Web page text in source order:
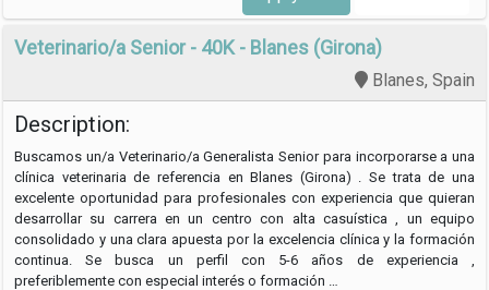
Veterinario/a Senior - 40K - Blanes (Girona)
Blanes, Spain
Description:
Buscamos un/a Veterinario/a Generalista Senior para incorporarse a una
clínica veterinaria de referencia en Blanes (Girona) . Se trata de una
excelente oportunidad para profesionales con experiencia que quieran
desarrollar su carrera en un centro con alta casuística , un equipo
consolidado y una clara apuesta por la excelencia clínica y la formación
continua. Se busca un perfil con 5-6 años de experiencia ,
preferiblemente con especial interés o formación …